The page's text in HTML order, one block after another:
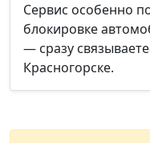
Сервис особенно
блокировке
— сразу
Красногорске.